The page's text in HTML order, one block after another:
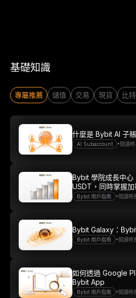
基礎知識
專屬推薦 儲值 交易 現貨 比
AI Subaccount •閱讀
什麼是 Bybit AI 子
Bybit 用戶指南 •閱讀時
Bybit 學院成長中心
USDT，同時掌握
Bybit 用戶指南 •閱讀時
Bybit Galaxy：
Bybit 用戶指南 •閱讀時
如何透過 Google
Bybit App